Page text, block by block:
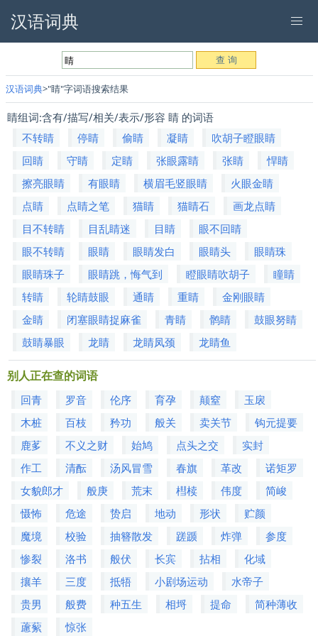
汉语词典
汉语词典 "睛"字词语搜索结果
睛组词:含有/描写/相关/表示/形容 睛 的词语
不转睛
停睛 偷睛 凝睛
吹胡子瞪眼睛
回睛
守睛 定睛 张眼露睛 张睛
悍睛
擦亮眼睛
有眼睛 横眉毛竖眼睛
火眼金睛
点睛
点睛之笔 猫睛 猫睛石
画龙点睛
目不转睛
目乱睛迷 目睛
眼不回睛
眼不转睛
眼睛 眼睛发白 眼睛头
眼睛珠
眼睛珠子
眼睛跳，悔气到 瞪眼睛吹胡子
瞳睛
转睛
轮睛鼓眼 通睛 重睛
金刚眼睛
金睛
闭塞眼睛捉麻雀 青睛 鹘睛
鼓眼努睛
鼓睛暴眼
龙睛 龙睛凤颈 龙睛鱼
别人正在查的词语
回青 罗音 伦序 育孕 颠窒
玉扆
木桩
百枝 矜功 般关 卖关节
钩元提要
鹿茤
不义之财 始鸠 点头之交
实封
作工
清酝 汤风冒雪 春旗 革改
诺矩罗
女貌郎才
般庚 荒末 槥椟 伟度
简峻
慑怖
危途 贽启 地动 形状
贮颜
魔境
校验 抽簪散发 蹉踬 炸弹
参度
惨裂
洛书 般伏 长宾 拈相
化域
攘羊
三度 抵牾 小剧场运动
水帝子
贵男
般费 种五生 相埒 提命
简种薄收
藘蕠
惊张